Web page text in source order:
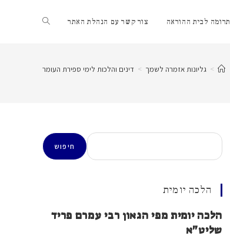
תרומה לבית ההוראה צור קשר עם הנהלת האתר Toggle
website > גליונות אזמרה לשמך > דינים והלכות לימי ספירת העומר
חיפוש
חיפוש
הלכה יומית
הלכה יומית מפי הגאון רבי עמרם פריד
שליט"א